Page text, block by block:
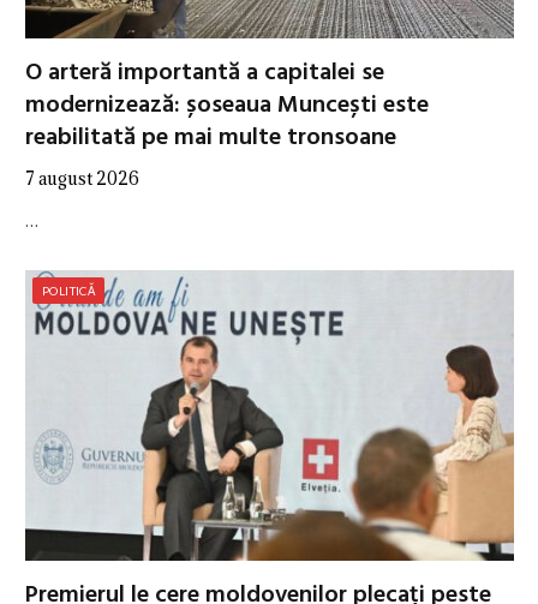
O arteră importantă a capitalei se
modernizează: șoseaua Muncești este
reabilitată pe mai multe tronsoane
7 august 2026
…
POLITICĂ
Premierul le cere moldovenilor plecați peste